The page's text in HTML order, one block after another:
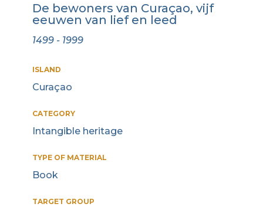
De bewoners van Curaçao, vijf
eeuwen van lief en leed
1499 - 1999
ISLAND
Curaçao
CATEGORY
Intangible heritage
TYPE OF MATERIAL
Book
TARGET GROUP